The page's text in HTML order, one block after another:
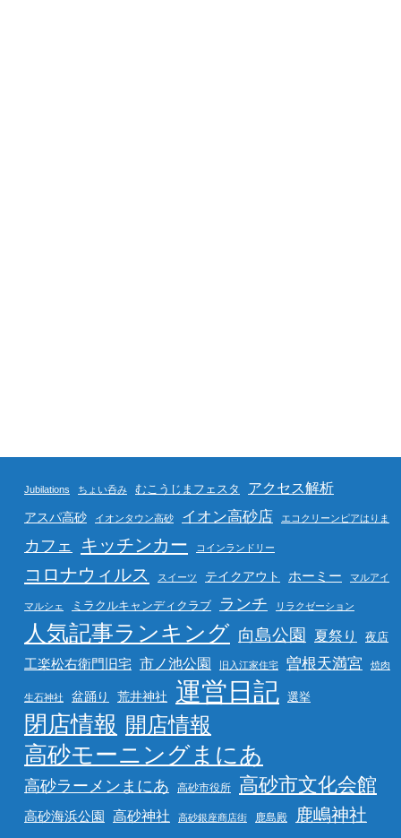
Jubilations ちょい呑み むこうじまフェスタ アクセス解析
アスパ高砂 イオンタウン高砂 イオン高砂店 エコクリーンピアはりま
カフェ キッチンカー コインランドリー
コロナウィルス スイーツ テイクアウト ホーミー マルアイ
マルシェ ミラクルキャンディクラブ ランチ リラクゼーション
人気記事ランキング 向島公園 夏祭り 夜店
工楽松右衛門旧宅 市ノ池公園 旧入江家住宅 曽根天満宮 焼肉
生石神社 盆踊り 荒井神社 運営日記 選挙
閉店情報 開店情報
高砂モーニングまにあ
高砂ラーメンまにあ 高砂市役所 高砂市文化会館
高砂海浜公園 高砂神社 高砂銀座商店街 鹿島殿 鹿嶋神社